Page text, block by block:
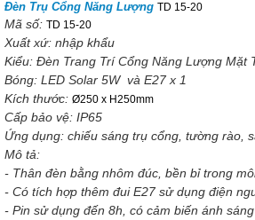
Đèn Trụ Cổng Năng Lượng TD 15-20
Mã số: TD 15-20
Xuất xứ: nhập khẩu
Kiểu: Đèn Trang Trí Cổng Năng Lượng Mặt
Bóng: LED Solar 5W và E27 x 1
Kích thước: Ø250 x H250mm
Cấp bảo vệ: IP65
Ứng dụng: chiếu sáng trụ cổng, tường rào,
Mô tả:
- Thân đèn bằng nhôm đúc, bền bỉ trong
- Có tích hợp thêm đui E27 sử dụng điện
- Pin sử dụng đến 8h, có cảm biến ánh